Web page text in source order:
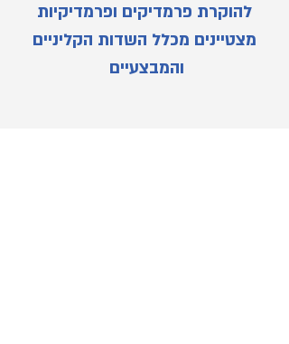
להוקרת פרמדיקים ופרמדיקיות
מצטיינים מכלל השדות הקליניים
והמבצעיים